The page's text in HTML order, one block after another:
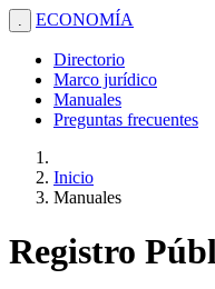
. ECONOMÍA
Directorio
Marco jurídico
Manuales
Preguntas frecuentes
Inicio
Manuales
Registro